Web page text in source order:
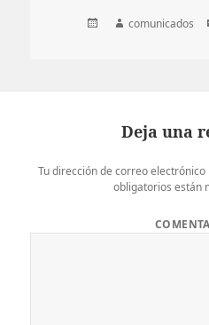
Publicado
Autor
comunicados
Deja una
Tu dirección de correo
obligatorios están